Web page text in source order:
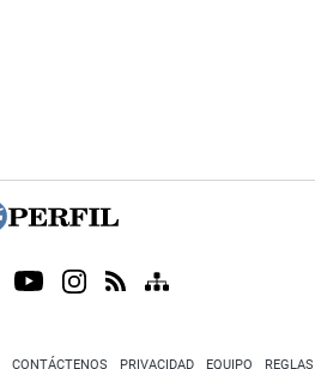
CONTÁCTENOS PRIVACIDAD EQUIPO